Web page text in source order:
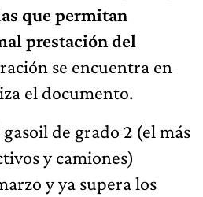
que permitan
prestación del
se encuentra en
el documento.
de grado 2 (el más
y camiones)
y ya supera los